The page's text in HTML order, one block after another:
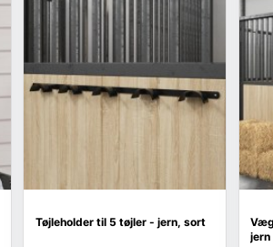
Tøjleholder til 5 tøjler - jern, sort